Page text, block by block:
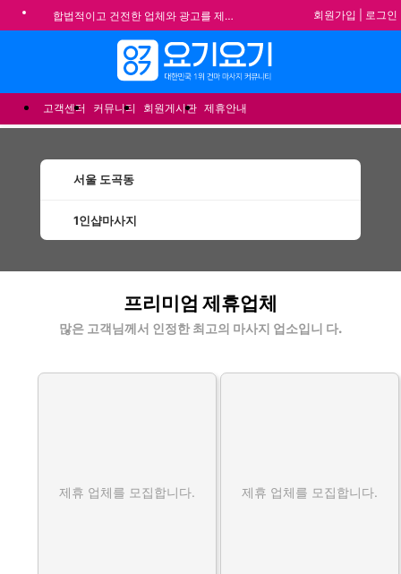
합법적이고 건전한 업체와 광고를 제휴합니다.
★요기요기 설 연휴 휴무 안내★
★ 요기요기 업체회원 안내사항 ★
불건전한 게시글은 삭제 및 회원탈퇴 됩니다.
회원가입 로그인
고객센터 커뮤니티 회원게시판 제휴안내
서울 도곡동
1인샵마사지
프리미엄 제휴업체
많은 고객님께서 인정한 최고의 마사지 업소입니 다.
제휴 업체를 모집합니다. 제휴 업체를 모집합니다.